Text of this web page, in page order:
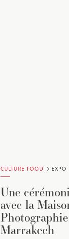
CULTURE FOOD EXPO
Une
avec la
Marrakech